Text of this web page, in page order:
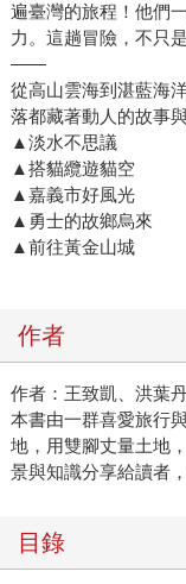
遍臺灣的旅程！他們
力。這趟冒險，不只
——
從高山雲海到湛藍海
落都藏著動人的故事與
▲淡水不思議
▲搭貓纜遊貓空
▲嘉義市好風光
▲勇士的故鄉烏來
▲前往黃金山城
作者
作者：王致凱、洪葉
本書由一群喜愛旅行
地，用雙腳丈量土地
景與知識分享給讀者
目錄